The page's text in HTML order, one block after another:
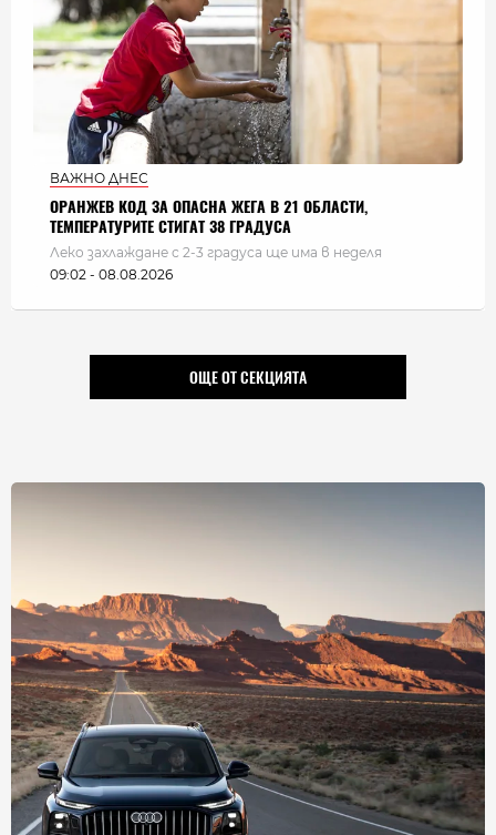
ВАЖНО ДНЕС
ОРАНЖЕВ КОД ЗА ОПАСНА ЖЕГА В 21 ОБЛАСТИ,
ТЕМПЕРАТУРИТЕ СТИГАТ 38 ГРАДУСА
Леко захлаждане с 2-3 градуса ще има в неделя
09:02 - 08.08.2026
ОЩЕ ОТ СЕКЦИЯТА